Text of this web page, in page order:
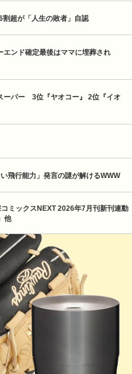
超が「人生の敗者」自認
エンド確定最後はママに埋葬され
ーパー　3位『ヤオコー』 2位『イオ
飛行能力」発言の謎が解けるWWW
ミックスNEXT 2026年7月刊新刊連動
他